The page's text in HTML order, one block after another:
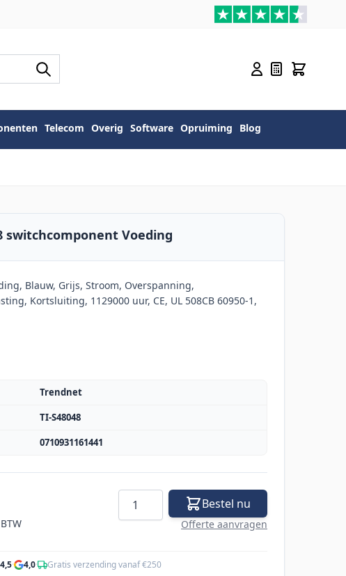
Telecom Overig Software Opruiming Blog
switchcomponent Voeding
Blauw, Grijs, Stroom, Overspanning,
Kortsluiting, 1129000 uur, CE, UL 508CB 60950-1,
Trendnet
TI-S48048
0710931161441
Aantal Bestel nu
Offerte aanvragen
4,5· 4,0· Gratis verzending vanaf €250